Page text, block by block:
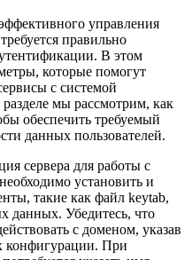
управления
правильно
В этом
которые помогут
с системой
мы рассмотрим, как
обеспечить требуемый
данных пользователей.
сервера для работы с
установить и
такие как файл keytab,
данных. Убедитесь, что
с доменом, указав
конфигурации. При